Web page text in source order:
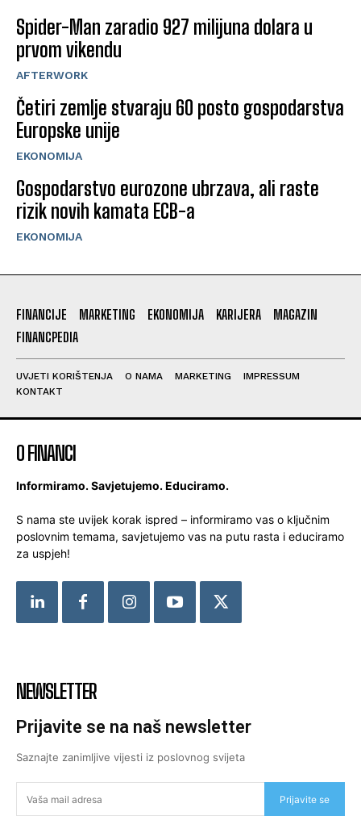
Spider-Man zaradio 927 milijuna dolara u
prvom vikendu
AFTERWORK
Četiri zemlje stvaraju 60 posto gospodarstva
Europske unije
EKONOMIJA
Gospodarstvo eurozone ubrzava, ali raste
rizik novih kamata ECB-a
EKONOMIJA
FINANCIJE MARKETING EKONOMIJA KARIJERA
MAGAZIN
FINANCPEDIA
UVJETI KORIŠTENJA O NAMA MARKETING
IMPRESSUM
KONTAKT
O FINANCI
Informiramo. Savjetujemo. Educiramo.
S nama ste uvijek korak ispred – informiramo vas o ključnim
poslovnim temama, savjetujemo vas na putu rasta i educiramo
za uspjeh!
NEWSLETTER
Prijavite se na naš newsletter
Saznajte zanimljive vijesti iz poslovnog svijeta
Prijavite se